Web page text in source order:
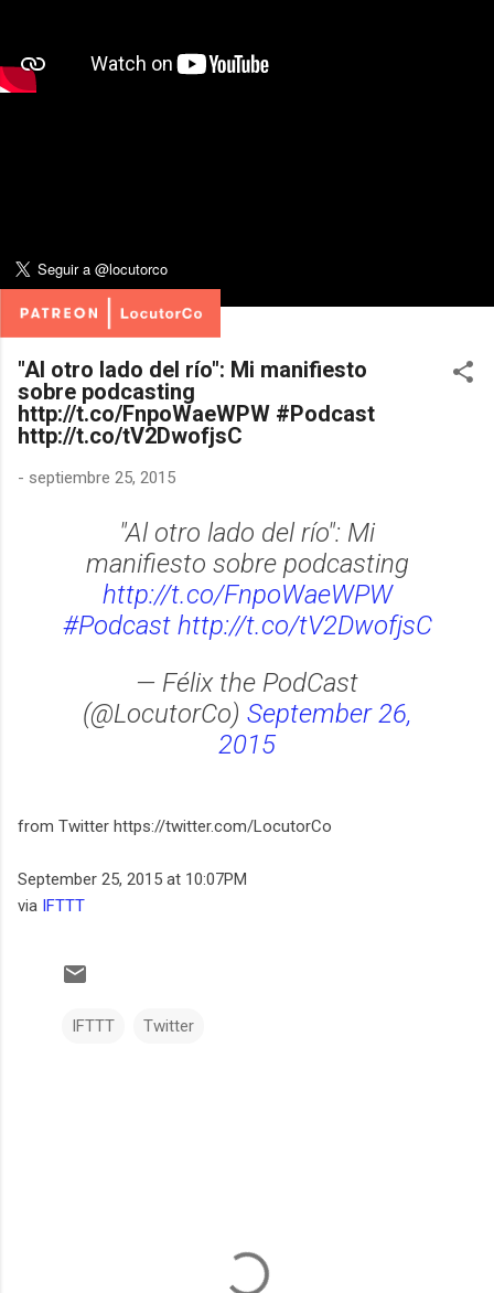
"Al otro lado del río": Mi manifiesto
sobre podcasting
http://t.co/FnpoWaeWPW #Podcast
http://t.co/tV2DwofjsC
- septiembre 25, 2015
"Al otro lado del río": Mi
manifiesto sobre podcasting
http://t.co/FnpoWaeWPW
#Podcast http://t.co/tV2DwofjsC
— Félix the PodCast
(@LocutorCo) September 26,
2015
from Twitter https://twitter.com/LocutorCo
September 25, 2015 at 10:07PM
via IFTTT
IFTTT Twitter